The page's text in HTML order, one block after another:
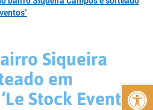
Abrir
Siqueira
em
Stock Eventos’